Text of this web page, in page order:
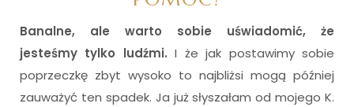
Banalne, ale warto sobie uświadomić, że
jesteśmy tylko ludźmi. I że jak postawimy sobie
poprzeczkę zbyt wysoko to najbliżsi mogą później
zauważyć ten spadek. Ja już słyszałam od mojego K.